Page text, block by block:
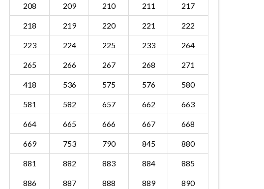
208 209 210 211 217
218 219 220 221 222
223 224 225 233 264
265 266 267 268 271
418 536 575 576 580
581 582 657 662 663
664 665 666 667 668
669 753 790 845 880
881 882 883 884 885
886 887 888 889 890